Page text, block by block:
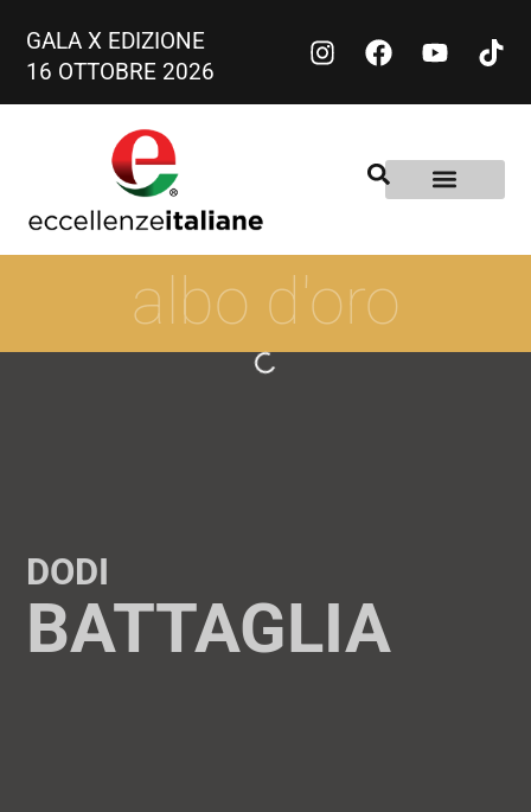
GALA X EDIZIONE
16 OTTOBRE 2026
albo d'oro
DODI
BATTAGLIA